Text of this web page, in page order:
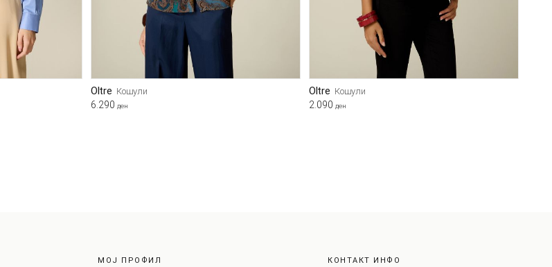
Oltre Кошули
6.290 ден
Oltre Кошули
2.090 ден
МОЈ ПРОФИЛ КОНТАКТ ИНФО